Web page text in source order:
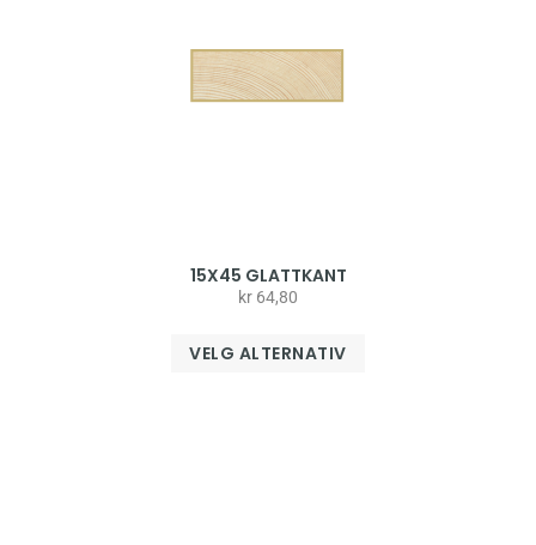
15X45 GLATTKANT
kr 64,80
VELG ALTERNATIV